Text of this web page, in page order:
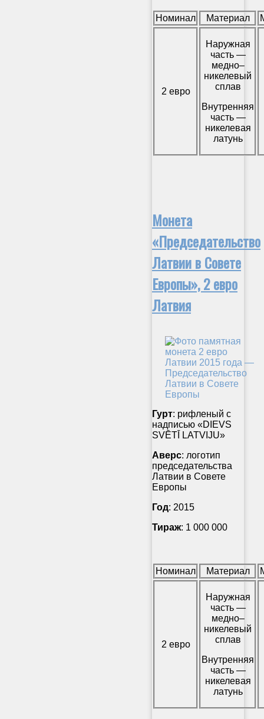
Номинал Материал
2 евро
Наружная
часть —
медно–
никелевый
сплав
Внутренняя
часть —
никелевая
латунь
Монета
«Председательство
Латвии в Совете
Европы», 2 евро
Латвия
Гурт: рифленый с
надписью «DIEVS
SVĒTĪ LATVIJU»
Аверс: логотип
председательства
Латвии в Совете
Европы
Год: 2015
Тираж: 1 000 000
Номинал Материал
2 евро
Наружная
часть —
медно–
никелевый
сплав
Внутренняя
часть —
никелевая
латунь